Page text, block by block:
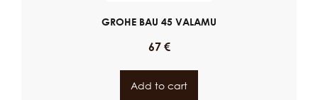
GROHE BAU 45 VALAMU
67 €
Add to cart